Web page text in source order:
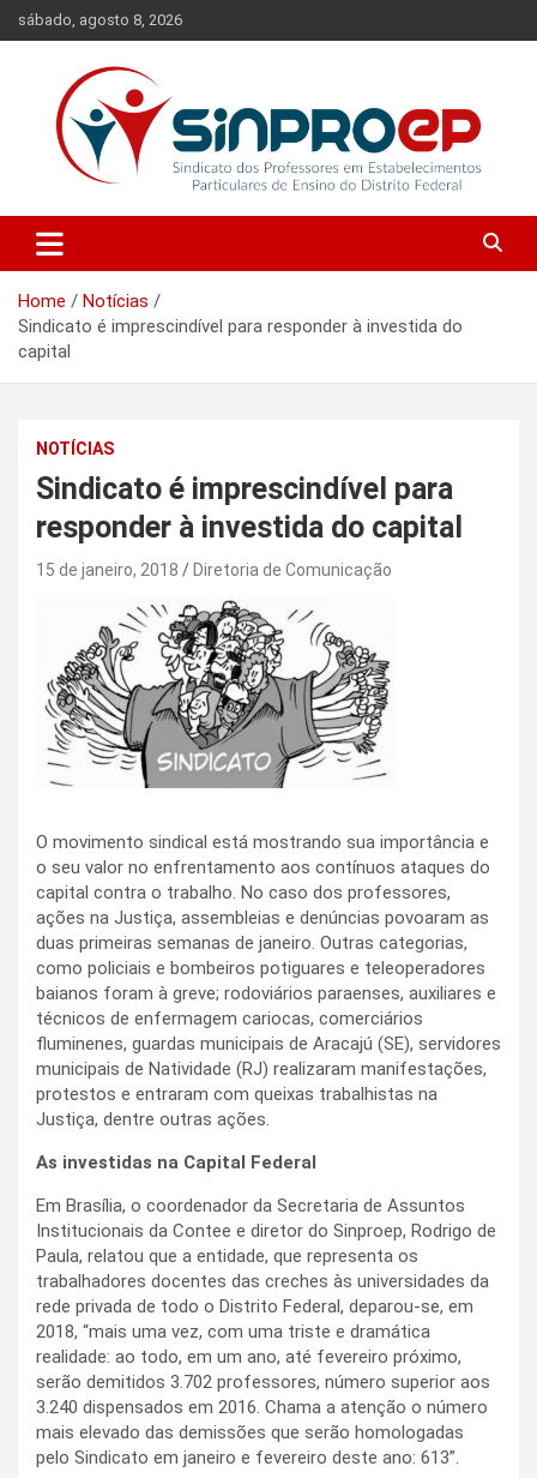
Skip
to
sábado, agosto 8, 2026
Sinproep-DF
Ensino do Distrito Federal
Home
Notícias
Sindicato é imprescindível para responder à investida do
capital
NOTÍCIAS
Sindicato é imprescindível para
responder à investida do capital
15 de janeiro, 2018 Diretoria de Comunicação
O movimento sindical está mostrando sua importância e
o seu valor no enfrentamento aos contínuos ataques do
capital contra o trabalho. No caso dos professores,
ações na Justiça, assembleias e denúncias povoaram as
duas primeiras semanas de janeiro. Outras categorias,
como policiais e bombeiros potiguares e teleoperadores
baianos foram à greve; rodoviários paraenses, auxiliares e
técnicos de enfermagem cariocas, comerciários
fluminenes, guardas municipais de Aracajú (SE), servidores
municipais de Natividade (RJ) realizaram manifestações,
protestos e entraram com queixas trabalhistas na
Justiça, dentre outras ações.
As investidas na Capital Federal
Em Brasília, o coordenador da Secretaria de Assuntos
Institucionais da Contee e diretor do Sinproep, Rodrigo de
Paula, relatou que a entidade, que representa os
trabalhadores docentes das creches às universidades da
rede privada de todo o Distrito Federal, deparou-se, em
2018, “mais uma vez, com uma triste e dramática
realidade: ao todo, em um ano, até fevereiro próximo,
serão demitidos 3.702 professores, número superior aos
3.240 dispensados em 2016. Chama a atenção o número
mais elevado das demissões que serão homologadas
pelo Sindicato em janeiro e fevereiro deste ano: 613”.